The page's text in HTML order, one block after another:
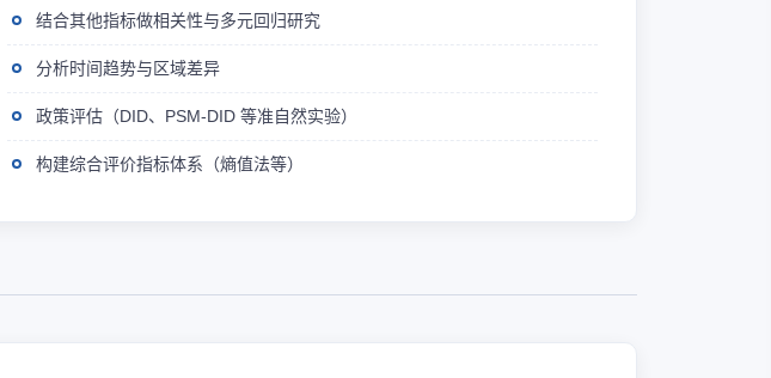
结合其他指标做相关性与多元回归研究
分析时间趋势与区域差异
政策评估（DID、PSM-DID 等准自然实验）
构建综合评价指标体系（熵值法等）